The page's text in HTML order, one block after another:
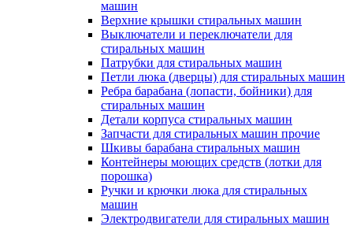
машин
Верхние крышки стиральных машин
Выключатели и переключатели для
стиральных машин
Патрубки для стиральных машин
Петли люка (дверцы) для стиральных машин
Ребра барабана (лопасти, бойники) для
стиральных машин
Детали корпуса стиральных машин
Запчасти для стиральных машин прочие
Шкивы барабана стиральных машин
Контейнеры моющих средств (лотки для
порошка)
Ручки и крючки люка для стиральных
машин
Электродвигатели для стиральных машин